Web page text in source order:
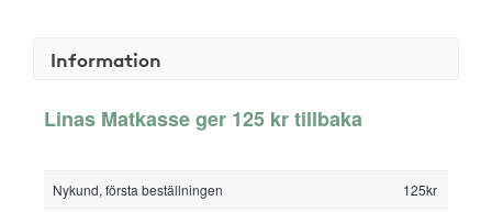
Information
Linas Matkasse ger 125 kr tillbaka
Nykund, första beställningen
125kr